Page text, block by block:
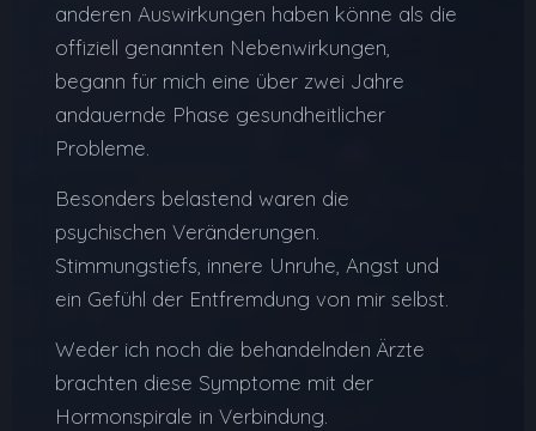
anderen Auswirkungen haben könne als die
offiziell genannten Nebenwirkungen,
begann für mich eine über zwei Jahre
andauernde Phase gesundheitlicher
Probleme.
Besonders belastend waren die
psychischen Veränderungen.
Stimmungstiefs, innere Unruhe, Angst und
ein Gefühl der Entfremdung von mir selbst.
Weder ich noch die behandelnden Ärzte
brachten diese Symptome mit der
Hormonspirale in Verbindung.